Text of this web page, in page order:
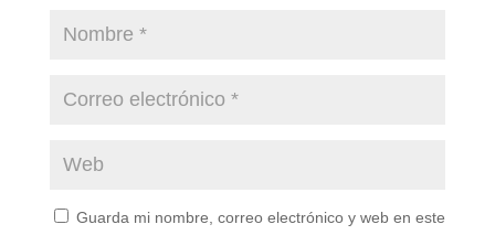
Guarda mi nombre, correo electrónico y web en este